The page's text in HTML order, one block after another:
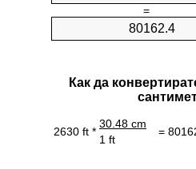
=
Как да
2630 ft *
30.48 cm
=
1 ft